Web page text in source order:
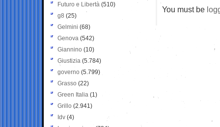
You must be
Futuro e Libertà (510)
g8 (25)
Gelmini (68)
Genova (542)
Giannino (10)
Giustizia (5.784)
governo (5.799)
Grasso (22)
Green Italia (1)
Grillo (2.941)
Idv (4)